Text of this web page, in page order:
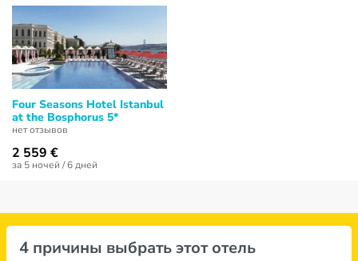
Four Seasons Hotel Istanbul
at the Bosphorus 5*
нет отзывов
2 559 €
за 5 ночей / 6 дней
4 причины выбрать этот отель